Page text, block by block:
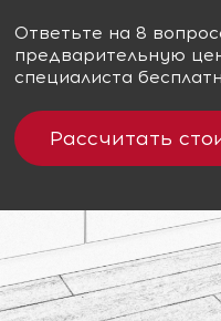
Ответьте на 8
предварительную
специалиста
Рассчитать